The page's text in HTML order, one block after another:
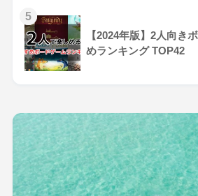
5
【2024年版】2人向き
めランキング TOP42